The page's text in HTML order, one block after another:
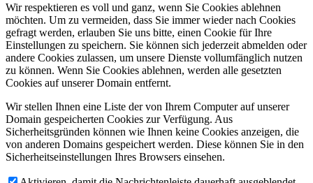
Wir respektieren es voll und ganz, wenn Sie Cookies ablehnen
möchten. Um zu vermeiden, dass Sie immer wieder nach Cookies
gefragt werden, erlauben Sie uns bitte, einen Cookie für Ihre
Einstellungen zu speichern. Sie können sich jederzeit abmelden oder
andere Cookies zulassen, um unsere Dienste vollumfänglich nutzen
zu können. Wenn Sie Cookies ablehnen, werden alle gesetzten
Cookies auf unserer Domain entfernt.
Wir stellen Ihnen eine Liste der von Ihrem Computer auf unserer
Domain gespeicherten Cookies zur Verfügung. Aus
Sicherheitsgründen können wie Ihnen keine Cookies anzeigen, die
von anderen Domains gespeichert werden. Diese können Sie in den
Sicherheitseinstellungen Ihres Browsers einsehen.